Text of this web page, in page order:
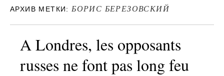
АРХИВ МЕТКИ: БОРИС БЕРЕЗОВСКИЙ
A Londres, les opposants
russes ne font pas long feu